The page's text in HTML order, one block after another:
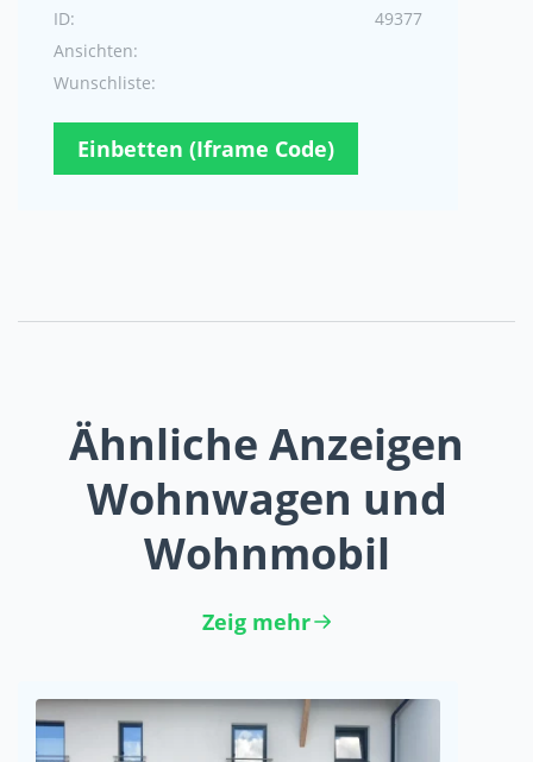
ID:
49377
Ansichten:
Wunschliste:
Einbetten (Iframe Code)
Ähnliche Anzeigen
Wohnwagen und
Wohnmobil
Zeig mehr